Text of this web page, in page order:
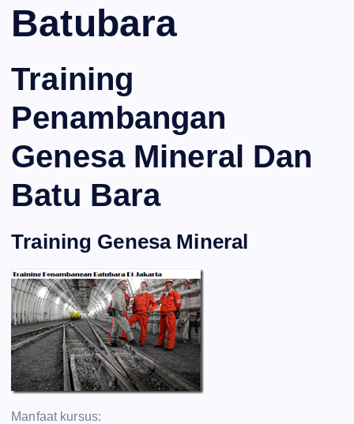
Batubara
Training
Penambangan
Genesa Mineral Dan
Batu Bara
Training Genesa Mineral
Manfaat kursus: